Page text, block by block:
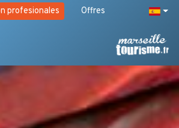
profesionales Offres